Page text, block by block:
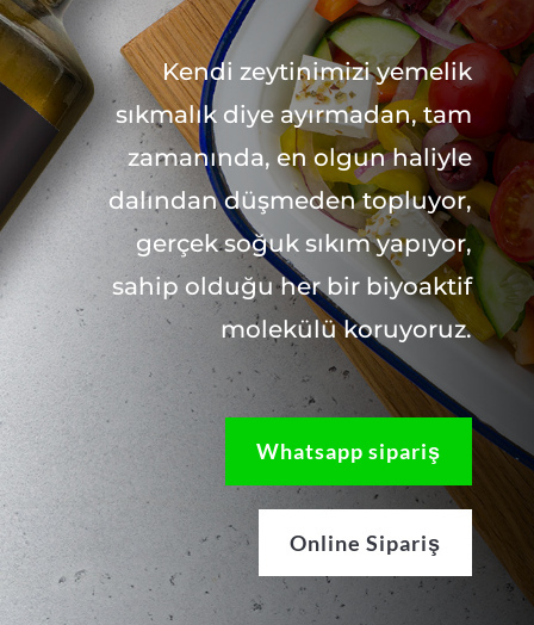
Kendi zeytinimizi yemelik
sıkmalık diye ayırmadan, tam
zamanında, en olgun haliyle
dalından düşmeden topluyor,
gerçek soğuk sıkım yapıyor,
sahip olduğu her bir biyoaktif
molekülü koruyoruz.
Whatsapp sipariş
Online Sipariş